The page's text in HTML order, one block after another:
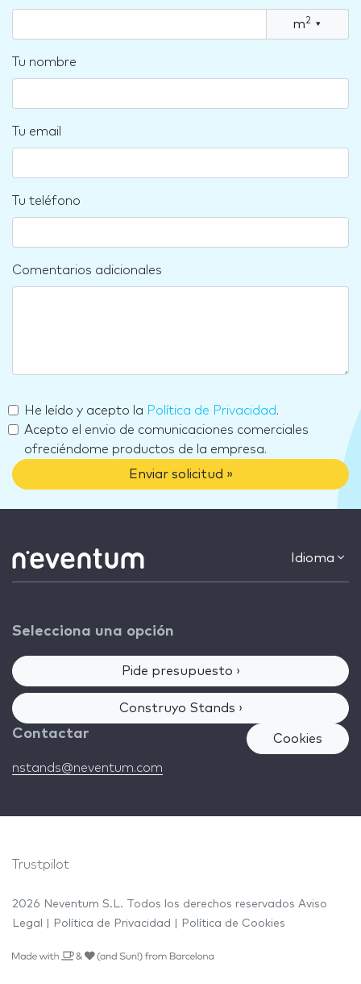
m2 ▾
Tu nombre
Tu email
Tu teléfono
Comentarios adicionales
He leído y acepto la Política de Privacidad.
Acepto el envio de comunicaciones comerciales
ofreciéndome productos de la empresa.
Enviar solicitud »
Idioma
Selecciona una opción
Pide presupuesto ›
Construyo Stands ›
Contactar
nstands@neventum.com
Cookies
Trustpilot
2026 Neventum S.L. Todos los derechos reservados Aviso
Legal
Política de Privacidad Política de Cookies